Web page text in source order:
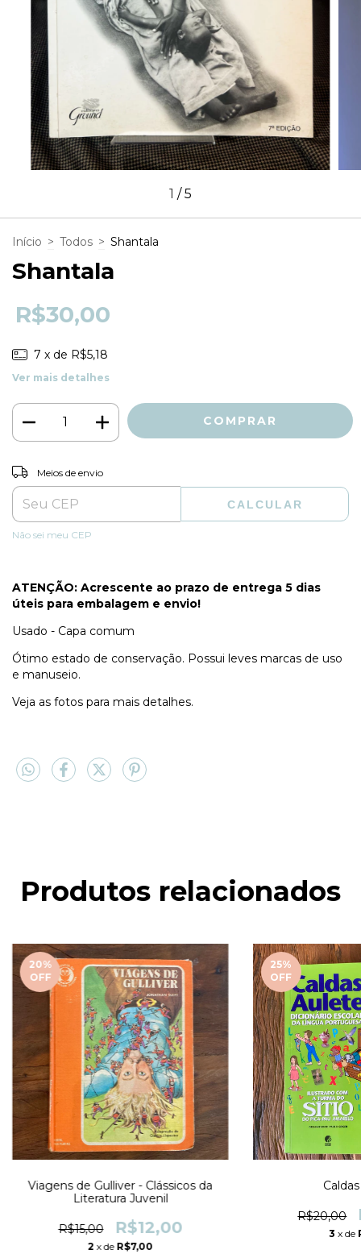
1 /5
Início > Todos > Shantala
Shantala
R$30,00
7 x de R$5,18
Ver mais detalhes
Entregas para o CEP:
Meios de envio
CALCULAR
Não sei meu CEP
ATENÇÃO: Acrescente ao prazo de entrega 5 dias
úteis para embalagem e envio!
Usado - Capa comum
Ótimo estado de conservação. Possui leves marcas de uso
e manuseio.
Veja as fotos para mais detalhes.
Produtos relacionados
20%
OFF
Viagens de Gulliver - Clássicos da
Literatura Juvenil
R$15,00 R$12,00
2 x de R$7,00
25%
OFF
R$20,00
3 x de